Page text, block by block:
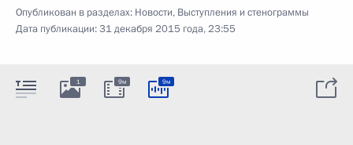
Опубликован в разделах: Новости, Выступления и стенограммы
Дата публикации:31 декабря 2015 года, 23:55
1 9м 9м